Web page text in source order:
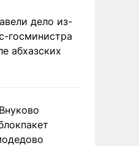
дело из-
госминистра
абхазских